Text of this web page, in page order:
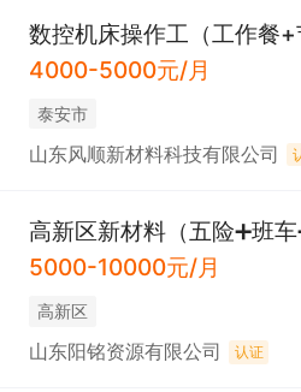
数控机床操作工（工作餐+
4000-5000元/月
泰安市
山东风顺新材料科技有限公司
高新区新材料（五险➕班车
5000-10000元/月
高新区
山东阳铭资源有限公司 认证